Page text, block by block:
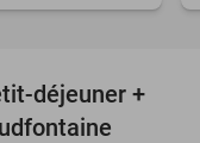
38%
déjeuner +